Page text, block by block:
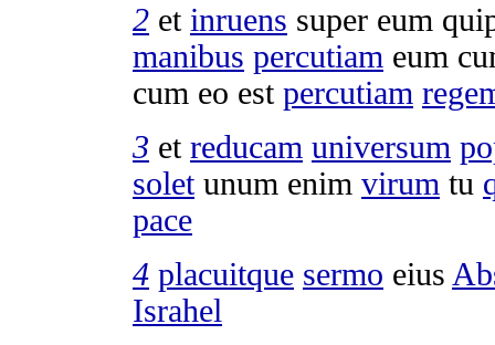
2 et inruens super eum
manibus percutiam eum
cum eo est percutiam
3 et reducam universum
soletunum enim virum tu
pace
4 placuitque sermo eius
Israhel